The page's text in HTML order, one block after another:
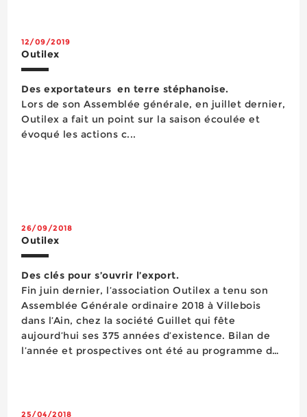
12/09/2019
Outilex
Des exportateurs en terre stéphanoise.
Lors de son Assemblée générale, en juillet dernier,
Outilex a fait un point sur la saison écoulée et
évoqué les actions c...
26/09/2018
Outilex
Des clés pour s’ouvrir l’export.
Fin juin dernier, l’association Outilex a tenu son
Assemblée Générale ordinaire 2018 à Villebois
dans l’Ain, chez la société Guillet qui fête
aujourd’hui ses 375 années d’existence. Bilan de
l’année et prospectives ont été au programme de
25/04/2018